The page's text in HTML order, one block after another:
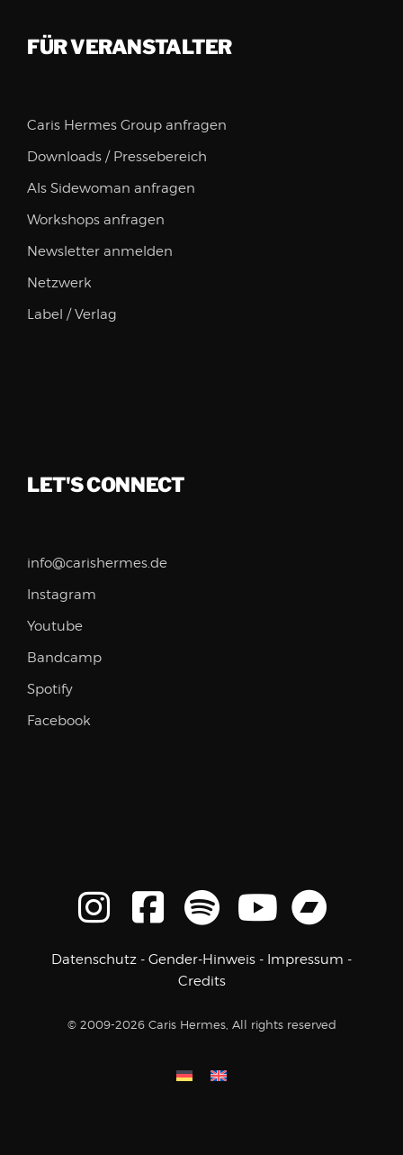
FÜR VERANSTALTER
Caris Hermes Group anfragen
Downloads / Pressebereich
Als Sidewoman anfragen
Workshops anfragen
Newsletter anmelden
Netzwerk
Label / Verlag
LET'S CONNECT
info@carishermes.de
Instagram
Youtube
Bandcamp
Spotify
Facebook
Datenschutz - Gender-Hinweis - Impressum -
Credits
© 2009-2026 Caris Hermes, All rights reserved